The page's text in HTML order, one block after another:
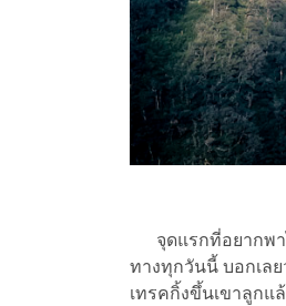
จุดแรกที่อยากพา
ทางทุกวันนี้ บอกเล
เทรคกิ้งขึ้นเขาลูกแ